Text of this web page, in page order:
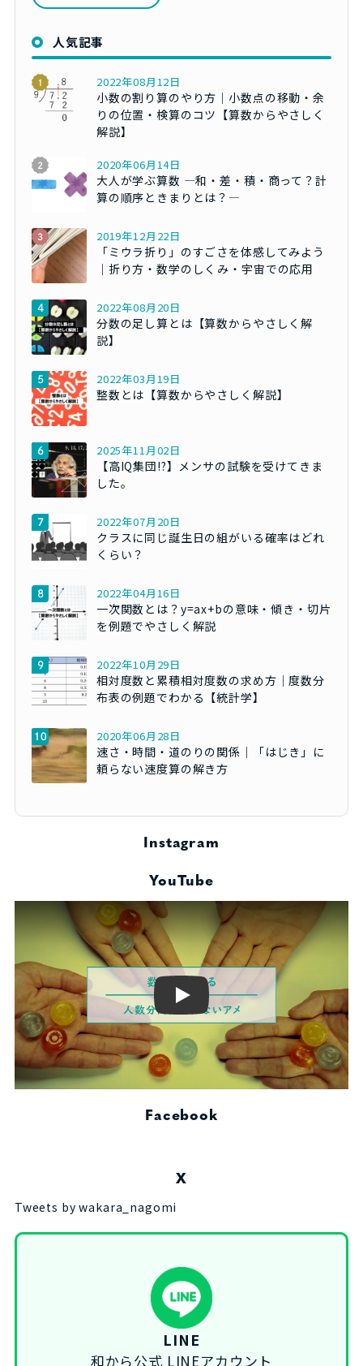
人気記事
2022年08月12日
小数の割り算のやり方｜小数点の移動・余
りの位置・検算のコツ【算数からやさしく
解説】
2020年06月14日
大人が学ぶ算数 ―和・差・積・商って？計
算の順序ときまりとは？―
2019年12月22日
「ミウラ折り」のすごさを体感してみよう
｜折り方・数学のしくみ・宇宙での応用
2022年08月20日
分数の足し算とは【算数からやさしく解
説】
2022年03月19日
整数とは【算数からやさしく解説】
2025年11月02日
【高IQ集団!?】メンサの試験を受けてきま
した。
2022年07月20日
クラスに同じ誕生日の組がいる確率はどれ
くらい？
2022年04月16日
一次関数とは？y=ax+bの意味・傾き・切片
を例題でやさしく解説
2022年10月29日
相対度数と累積相対度数の求め方｜度数分
布表の例題でわかる【統計学】
2020年06月28日
速さ・時間・道のりの関係｜「はじき」に
頼らない速度算の解き方
Instagram
YouTube
Play
Facebook
X
Tweets by wakara_nagomi
LINE
和から公式 LINEアカウント